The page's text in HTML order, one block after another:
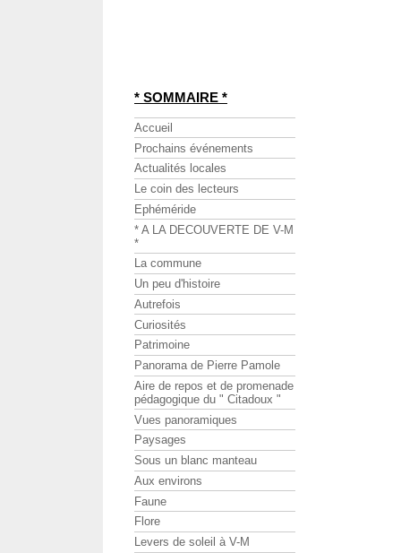
* SOMMAIRE *
Accueil
Prochains événements
Actualités locales
Le coin des lecteurs
Ephéméride
* A LA DECOUVERTE DE V-M
*
La commune
Un peu d'histoire
Autrefois
Curiosités
Patrimoine
Panorama de Pierre Pamole
Aire de repos et de promenade
pédagogique du " Citadoux "
Vues panoramiques
Paysages
Sous un blanc manteau
Aux environs
Faune
Flore
Levers de soleil à V-M